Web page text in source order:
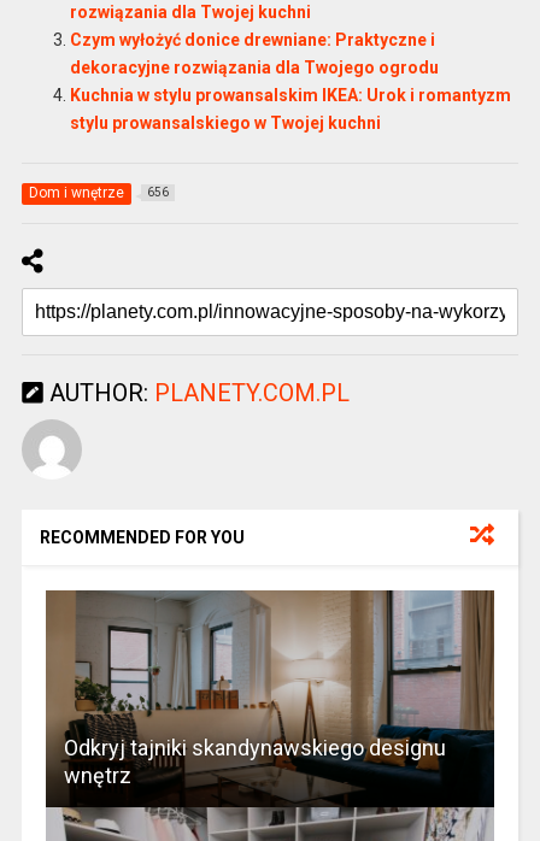
rozwiązania dla Twojej kuchni
Czym wyłożyć donice drewniane: Praktyczne i
dekoracyjne rozwiązania dla Twojego ogrodu
Kuchnia w stylu prowansalskim IKEA: Urok i romantyzm
stylu prowansalskiego w Twojej kuchni
Dom i wnętrze 656
AUTHOR: PLANETY.COM.PL
RECOMMENDED FOR YOU
Odkryj tajniki skandynawskiego designu
wnętrz